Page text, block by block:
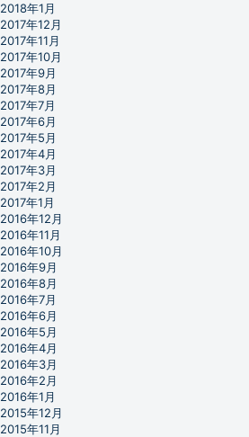
2018年1月
2017年12月
2017年11月
2017年10月
2017年9月
2017年8月
2017年7月
2017年6月
2017年5月
2017年4月
2017年3月
2017年2月
2017年1月
2016年12月
2016年11月
2016年10月
2016年9月
2016年8月
2016年7月
2016年6月
2016年5月
2016年4月
2016年3月
2016年2月
2016年1月
2015年12月
2015年11月